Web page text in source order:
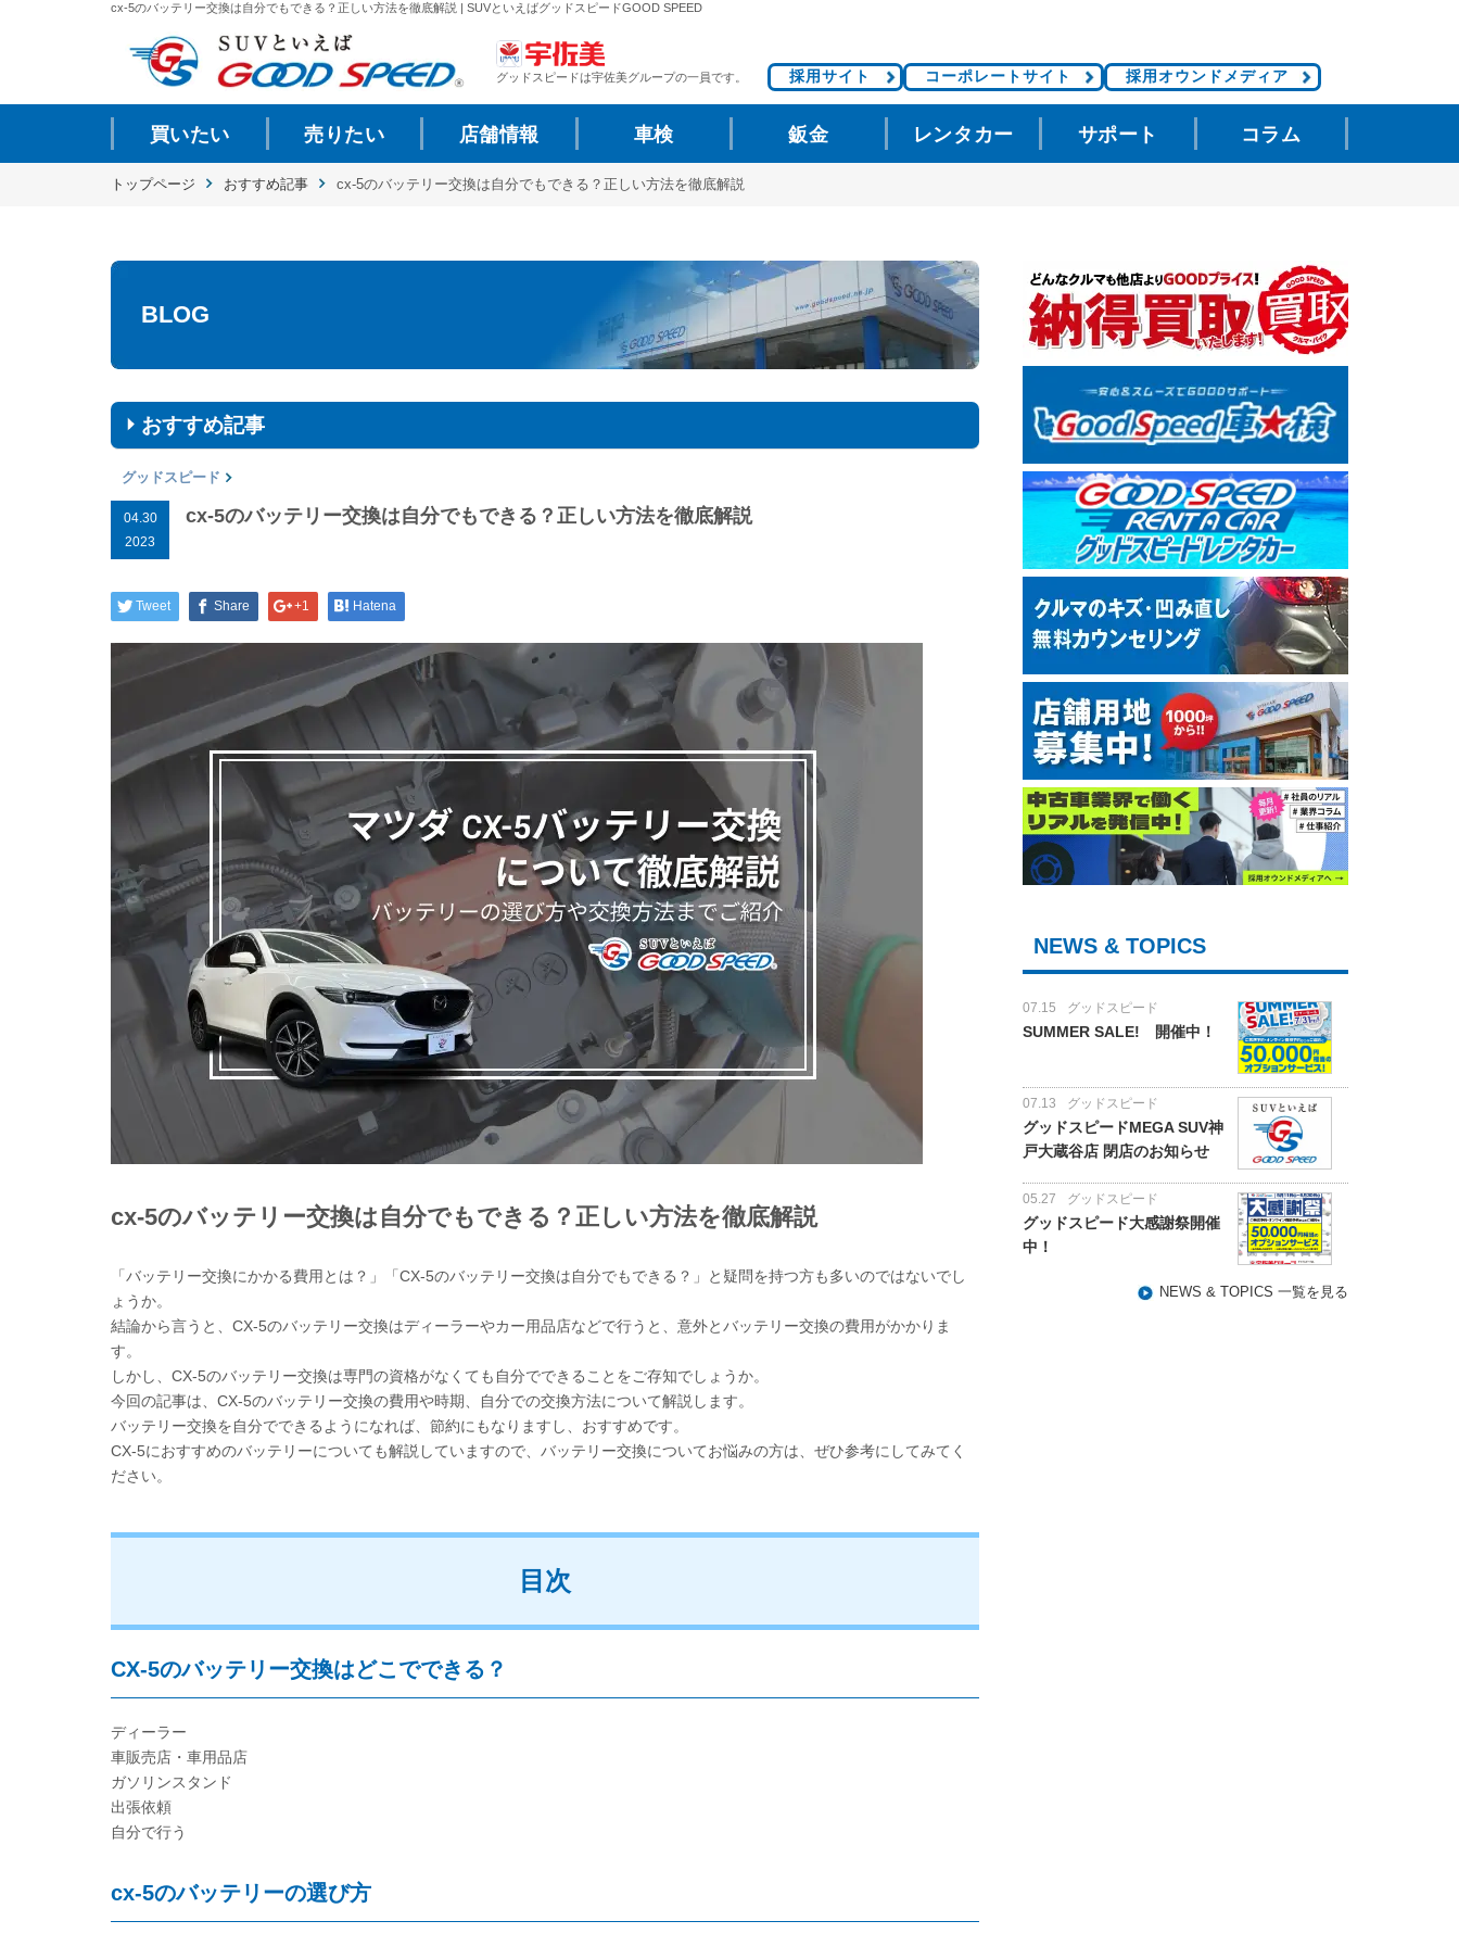
cx-5のバッテリー交換は自分でもできる？正しい方法を徹底解説 | SUVといえばグッドスピードGOOD SPEED
グッドスピードは宇佐美グループの一員です。 採用サイト コーポレートサイト 採用オウンドメディア
買いたい 売りたい 店舗情報 車検 鈑金 レンタカー サポート コラム
トップページ おすすめ記事 cx-5のバッテリー交換は自分でもできる？正しい方法を徹底解説
BLOG
おすすめ記事
グッドスピード
04.30
2023
cx-5のバッテリー交換は自分でもできる？正しい方法を徹底解説
Tweet Share +1 Hatena
cx-5のバッテリー交換は自分でもできる？正しい方法を徹底解説
「バッテリー交換にかかる費用とは？」「CX-5のバッテリー交換は自分でもできる？」と疑問を持つ方も多いのではないでし
ょうか。
結論から言うと、CX-5のバッテリー交換はディーラーやカー用品店などで行うと、意外とバッテリー交換の費用がかかりま
す。
しかし、CX-5のバッテリー交換は専門の資格がなくても自分でできることをご存知でしょうか。
今回の記事は、CX-5のバッテリー交換の費用や時期、自分での交換方法について解説します。
バッテリー交換を自分でできるようになれば、節約にもなりますし、おすすめです。
CX-5におすすめのバッテリーについても解説していますので、バッテリー交換についてお悩みの方は、ぜひ参考にしてみてく
ださい。
目次
CX-5のバッテリー交換はどこでできる？
ディーラー
車販売店・車用品店
ガソリンスタンド
出張依頼
自分で行う
cx-5のバッテリーの選び方
NEWS & TOPICS
07.15 グッドスピード
SUMMER SALE! 開催中！
07.13 グッドスピード
グッドスピードMEGA SUV神
戸大蔵谷店 閉店のお知らせ
05.27 グッドスピード
グッドスピード大感謝祭開催
中！
NEWS & TOPICS 一覧を見る